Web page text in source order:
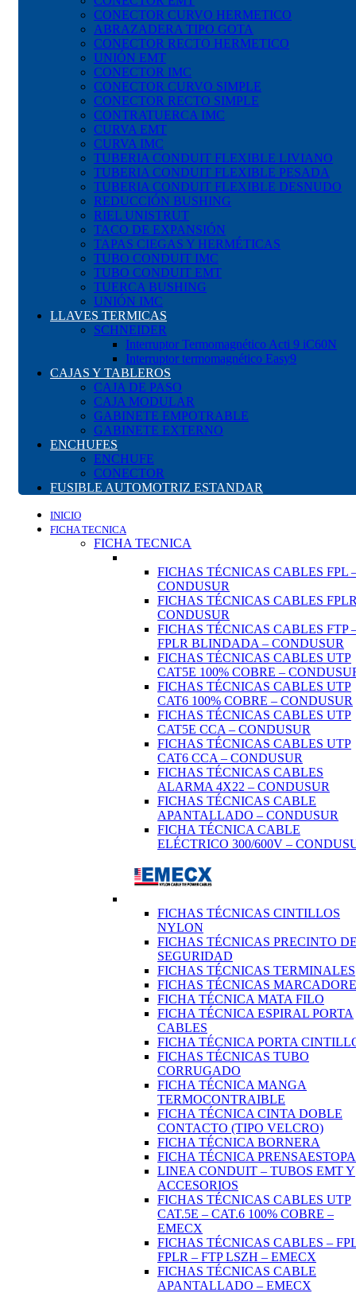
CONECTOR CURVO HERMETICO
ABRAZADERA TIPO GOTA
CONECTOR RECTO HERMETICO
UNIÓN EMT
CONECTOR IMC
CONECTOR CURVO SIMPLE
CONECTOR RECTO SIMPLE
CONTRATUERCA IMC
CURVA EMT
CURVA IMC
TUBERIA CONDUIT FLEXIBLE LIVIANO
TUBERIA CONDUIT FLEXIBLE PESADA
TUBERIA CONDUIT FLEXIBLE DESNUDO
REDUCCIÓN BUSHING
RIEL UNISTRUT
TACO DE EXPANSIÓN
TAPAS CIEGAS Y HERMÉTICAS
TUBO CONDUIT IMC
TUBO CONDUIT EMT
TUERCA BUSHING
UNIÓN IMC
LLAVES TERMICAS
SCHNEIDER
Interruptor Termomagnético Acti 9 iC60N
Interruptor termomagnético Easy9
CAJAS Y TABLEROS
CAJA DE PASO
CAJA MODULAR
GABINETE EMPOTRABLE
GABINETE EXTERNO
ENCHUFES
ENCHUFE
CONECTOR
FUSIBLE AUTOMOTRIZ ESTANDAR
INICIO
FICHA TECNICA
FICHA TECNICA
FICHAS TÉCNICAS CABLES FPL
CONDUSUR
FICHAS TÉCNICAS CABLES
CONDUSUR
FICHAS TÉCNICAS CABLES FTP
FPLR BLINDADA – CONDUSUR
FICHAS TÉCNICAS CABLES UTP
CAT5E 100% COBRE –
FICHAS TÉCNICAS CABLES UTP
CAT6 100% COBRE – CONDUSUR
FICHAS TÉCNICAS CABLES UTP
CAT5E CCA – CONDUSUR
FICHAS TÉCNICAS CABLES UTP
CAT6 CCA – CONDUSUR
FICHAS TÉCNICAS CABLES
ALARMA 4X22 – CONDUSUR
FICHAS TÉCNICAS CABLE
APANTALLADO – CONDUSUR
FICHA TÉCNICA CABLE
ELÉCTRICO 300/600V –
FICHAS TÉCNICAS CINTILLOS
NYLON
FICHAS TÉCNICAS PRECINTO
SEGURIDAD
FICHAS TÉCNICAS TERMINALES
FICHAS TÉCNICAS
FICHA TÉCNICA MATA FILO
FICHA TÉCNICA ESPIRAL PORTA
CABLES
FICHA TÉCNICA PORTA
FICHAS TÉCNICAS TUBO
CORRUGADO
FICHA TÉCNICA MANGA
TERMOCONTRAIBLE
FICHA TÉCNICA CINTA DOBLE
CONTACTO (TIPO VELCRO)
FICHA TÉCNICA BORNERA
FICHA TÉCNICA PRENSAESTOPA
LINEA CONDUIT – TUBOS EMT Y
ACCESORIOS
FICHAS TÉCNICAS CABLES UTP
CAT.5E – CAT.6 100% COBRE –
EMECX
FICHAS TÉCNICAS CABLES –
FPLR – FTP LSZH – EMECX
FICHAS TÉCNICAS CABLE
APANTALLADO – EMECX